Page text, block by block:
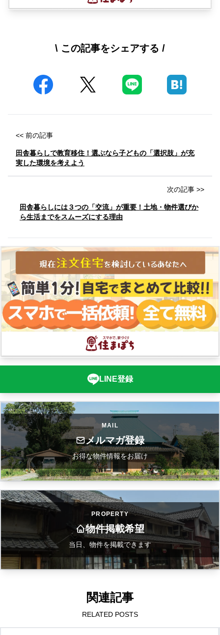
\ この記事をシェアする /
<< 前の記事
田舎暮らしで教育移住！選ぶなら子どもの「選択肢」が充
実した環境を考えよう
次の記事 >>
田舎暮らしには３つの「交流」が重要！土地・物件選びか
ら生活までをスムーズにする理由
LINE登録
MAIL
メルマガ登録
お得な物件情報をお届け
PROPERTY
物件掲載希望
当日、物件を掲載できます
関連記事
RELATED POSTS